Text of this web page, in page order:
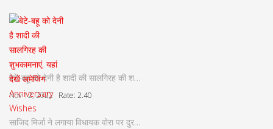
बेटे-बहू को देनी है शादी की सालगिरह की श…
Nov 12, 2022 Rate: 2.40
साजिद मिर्जा ने लगाया विधायक वोरा पर दुर…